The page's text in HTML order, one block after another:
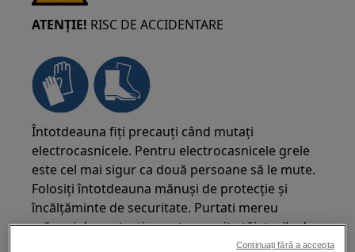
ATENȚIE! RISC DE ACCIDENTARE
Întotdeauna fiți precauți când mutați
electrocasnicele. Pentru electrocasnicele grele
este cel mai sigur ca două persoane să le mute.
Folosiți întotdeauna mănuși de protecție și
încălțăminte de securitate. Purtati mereu
mănuși de protecție pentru a evita tăieturile de
Continuați fără a accepta